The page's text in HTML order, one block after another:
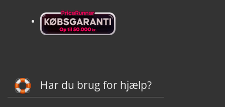
Har du brug for hjælp?